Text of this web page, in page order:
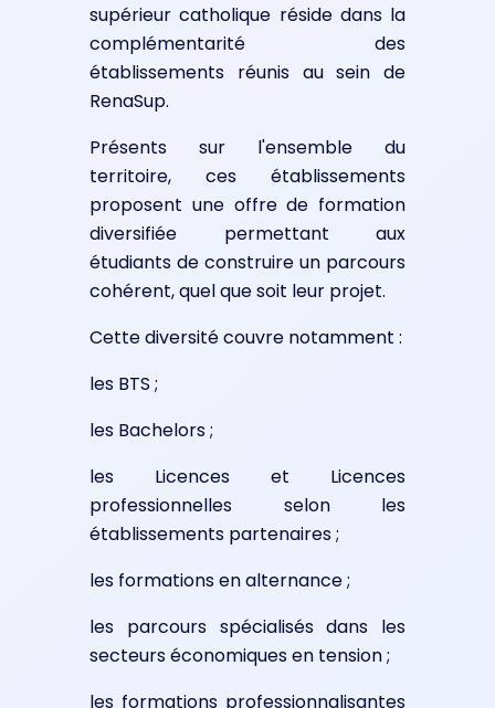
supérieur catholique réside dans la
complémentarité des
établissements réunis au sein de
RenaSup.
Présents sur l'ensemble du
territoire, ces établissements
proposent une offre de formation
diversifiée permettant aux
étudiants de construire un parcours
cohérent, quel que soit leur projet.
Cette diversité couvre notamment :
les BTS ;
les Bachelors ;
les Licences et Licences
professionnelles selon les
établissements partenaires ;
les formations en alternance ;
les parcours spécialisés dans les
secteurs économiques en tension ;
les formations professionnalisantes